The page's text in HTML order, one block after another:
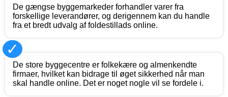
De gængse byggemarkeder forhandler varer fra
forskellige leverandører, og derigennem kan du handle
fra et bredt udvalg af foldestillads online.
✓
De store byggecentre er folkekære og almenkendte
firmaer, hvilket kan bidrage til øget sikkerhed når man
skal handle online. Det er noget nogle vil se fordele i.